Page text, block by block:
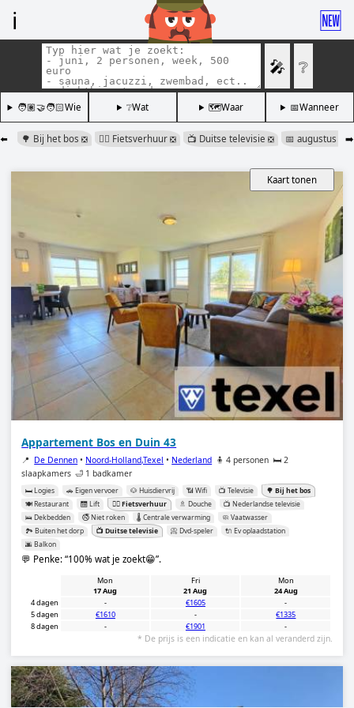
ℹ️ 🆕
🎤 ❔
🧑🏽‍🤝‍🧑🏻Wie ❔Wat 🗺️Waar 📅Wanneer
⬅️ ➡️
🌳 Bij het bos ❎ 🚴‍♂️ Fietsverhuur ❎ 📺 Duitse televisie ❎ 📅 augustus
Kaart tonen
Appartement Bos en Duin 43
📍 De Dennen • Noord-Holland,Texel • Nederland 🧍 4 personen 🛏️ 2
slaapkamers 🛁 1 badkamer
🛏️ Logies 🚗 Eigen vervoer 🐶 Huisdiervrij 📶 Wifi 📺 Televisie
🌳 Bij het bos
🍽️ Restaurant
🛗 Lift 🚴‍♂️ Fietsverhuur 🚿 Douche
📺 Nederlandse televisie
🛌 Dekbedden
🚭 Niet roken 🌡️ Centrale verwarming
🧼 Vaatwasser
🏞️ Buiten het dorp
📺 Duitse televisie 📀 Dvd-speler
🔌 Ev oplaadstation
🌆 Balkon
💬 Penke: 100% wat je zoekt😁 .
Mon
17 Aug
Fri
21 Aug
Mon
24 Aug
4 dagen
- €1605
-
5 dagen
€1610 -
€1335
8 dagen
- €1901 -
* De prijs is een indicatie en kan al veranderd zijn.